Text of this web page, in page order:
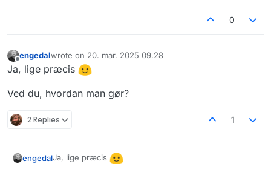
0
Offline
engedalwrote on 20. mar. 2025 09.28
sidst redigeret af
Ja, lige præcis
Ved du, hvordan man gør?
2 Replies 1
engedalJa, lige præcis